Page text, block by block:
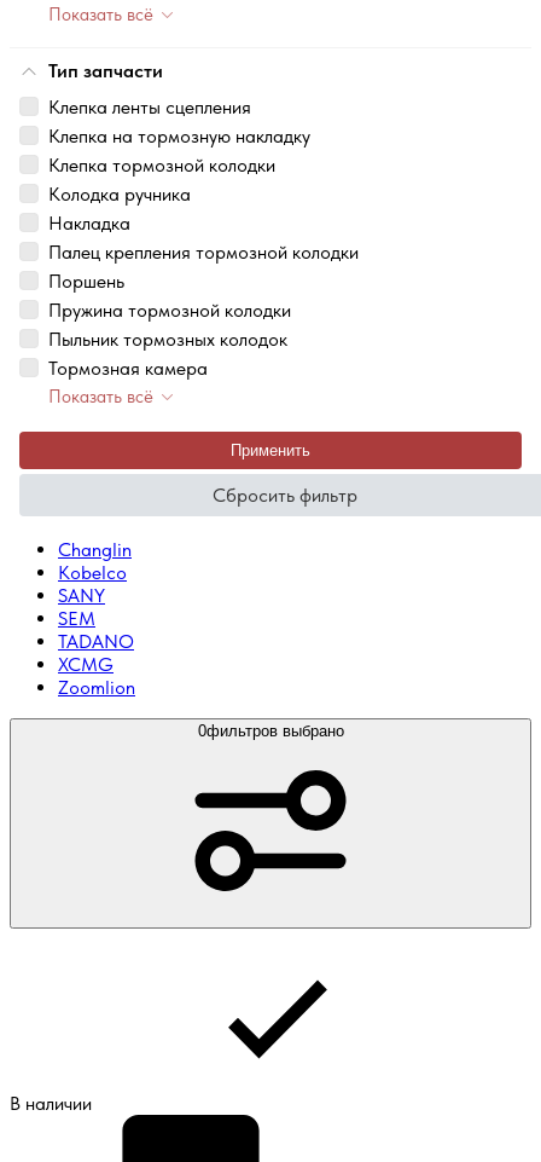
Показать всё
Тип запчасти
Клепка ленты сцепления
Клепка на тормозную накладку
Клепка тормозной колодки
Колодка ручника
Накладка
Палец крепления тормозной колодки
Поршень
Пружина тормозной колодки
Пыльник тормозных колодок
Тормозная камера
Показать всё
Применить
Сбросить фильтр
Changlin
Kobelco
SANY
SEM
TADANO
XCMG
Zoomlion
0фильтров выбрано
В наличии